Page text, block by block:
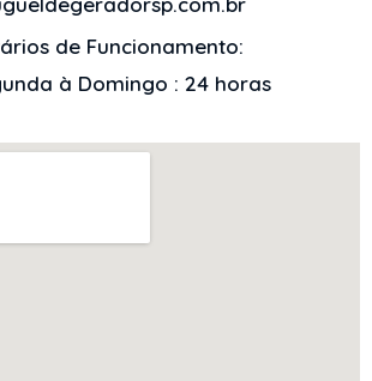
de Funcionamento:
à Domingo : 24 horas